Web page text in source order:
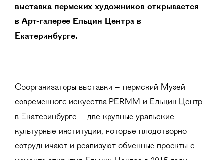
выставка пермских художников открывается
в Арт-галерее Ельцин Центра в
Екатеринбурге.
Соорганизаторы выставки – пермский Музей
современного искусства PERMM и Ельцин Центр
в Екатеринбурге – две крупные уральские
культурные институции, которые плодотворно
сотрудничают и реализуют обменные проекты с